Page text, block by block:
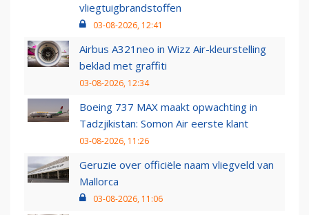
vliegtuigbrandstoffen
03-08-2026, 12:41
Airbus A321neo in Wizz Air-kleurstelling
beklad met graffiti
03-08-2026, 12:34
Boeing 737 MAX maakt opwachting in
Tadzjikistan: Somon Air eerste klant
03-08-2026, 11:26
Geruzie over officiële naam vliegveld van
Mallorca
03-08-2026, 11:06